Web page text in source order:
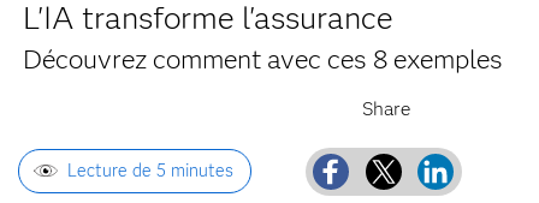
L'IA transforme l'assurance
Découvrez comment avec ces 8 exemples
Lecture de 5 minutes